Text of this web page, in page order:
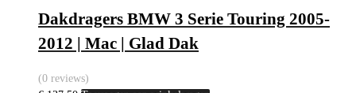
Dakdragers BMW 3 Serie Touring 2005-
2012 | Mac | Glad Dak
(0 reviews)